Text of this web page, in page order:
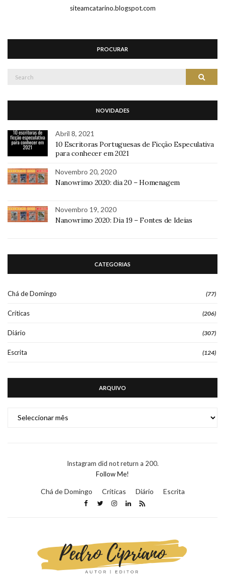
siteamcatarino.blogspot.com
PROCURAR
Search
NOVIDADES
Abril 8, 2021
10 Escritoras Portuguesas de Ficção Especulativa
para conhecer em 2021
Novembro 20, 2020
Nanowrimo 2020: dia 20 – Homenagem
Novembro 19, 2020
Nanowrimo 2020: Dia 19 – Fontes de Ideias
CATEGORIAS
Chá de Domingo (77)
Críticas (206)
Diário (307)
Escrita (124)
ARQUIVO
Instagram did not return a 200.
Follow Me!
Chá de Domingo Críticas Diário Escrita